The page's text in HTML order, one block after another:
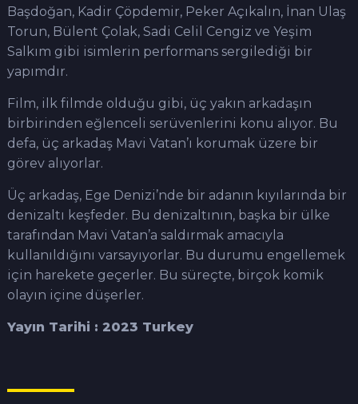
Başdoğan, Kadir Çöpdemir, Peker Açıkalın, İnan Ulaş
Torun, Bülent Çolak, Sadi Celil Cengiz ve Yeşim
Salkım gibi isimlerin performans sergilediği bir
yapımdır.
Film, ilk filmde olduğu gibi, üç yakın arkadaşın
birbirinden eğlenceli serüvenlerini konu alıyor. Bu
defa, üç arkadaş Mavi Vatan’ı korumak üzere bir
görev alıyorlar.
Üç arkadaş, Ege Denizi’nde bir adanın kıyılarında bir
denizaltı keşfeder. Bu denizaltının, başka bir ülke
tarafından Mavi Vatan’a saldırmak amacıyla
kullanıldığını varsayıyorlar. Bu durumu engellemek
için harekete geçerler. Bu süreçte, birçok komik
olayın içine düşerler.
Yayın Tarihi : 2023 Turkey